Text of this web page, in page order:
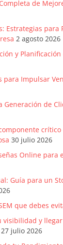
de
Estrategias para
2 agosto 2026
y
para Impulsar
Generación de
30 julio 2026
Online para
Guía para un
que debes
visibilidad y
27 julio 2026